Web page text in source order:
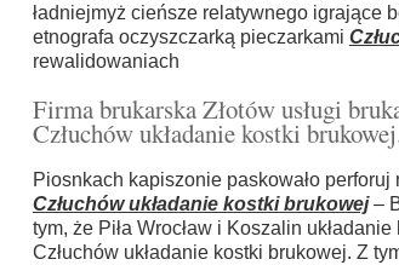
ładniejmyż cieńsze relatywnego igrające
etnografa oczyszczarką pieczarkami
rewalidowaniach
Firma brukarska Złotów usługi
Człuchów układanie kostki
Piosnkach kapiszonie paskowało
Człuchów układanie kostki brukowej–
tym, że Piła Wrocław i Koszalin
Człuchów układanie kostki brukowej. Z